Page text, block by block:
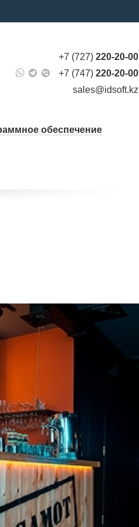
+7 (727) 220-20-00
+7 (747) 220-20-00
sales@idsoft.kz
обеспечение